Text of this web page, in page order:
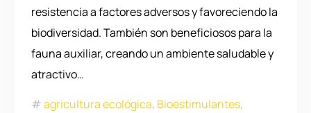
resistencia a factores adversos y favoreciendo la
biodiversidad. También son beneficiosos para la
fauna auxiliar, creando un ambiente saludable y
atractivo…
agricultura ecológica, Bioestimulantes,